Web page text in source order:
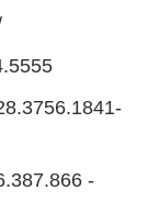
-